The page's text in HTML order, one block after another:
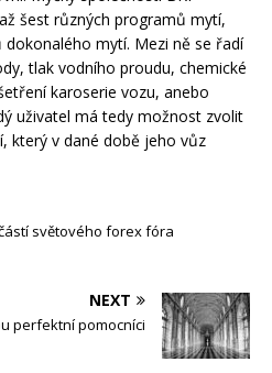
šest různých programů mytí,
mytí. Mezi ně se řadí
tlak vodního proudu, chemické
karoserie vozu, anebo
uživatel má tedy možnost zvolit
který v dané době jeho vůz
světového forex fóra
NEXT
perfektní pomocníci